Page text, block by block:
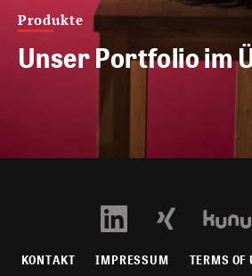
Produkte
Unser Portfolio im
KONTAKT IMPRESSUM TERMS OF